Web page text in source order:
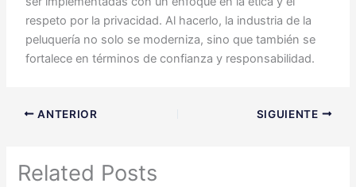
respeto por la privacidad. Al hacerlo, la industria de la
peluquería no solo se moderniza, sino que también se
fortalece en términos de confianza y responsabilidad.
ANTERIOR SIGUIENTE
Related Posts